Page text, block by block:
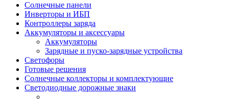
Солнечные панели
Инверторы и ИБП
Контроллеры заряда
Аккумуляторы и аксессуары
Аккумуляторы
Зарядные и пуско-зарядные устройства
Светофоры
Готовые решения
Солнечные коллекторы и комплектующие
Светодиодные дорожные знаки